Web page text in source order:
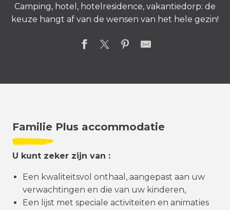
Camping, hotel, hotelresidence, vakantiedorp: de
keuze hangt af van de wensen van het hele gezin!
Familie Plus accommodatie
U kunt zeker zijn van :
Een kwaliteitsvol onthaal, aangepast aan uw
verwachtingen en die van uw kinderen,
Een lijst met speciale activiteiten en animaties